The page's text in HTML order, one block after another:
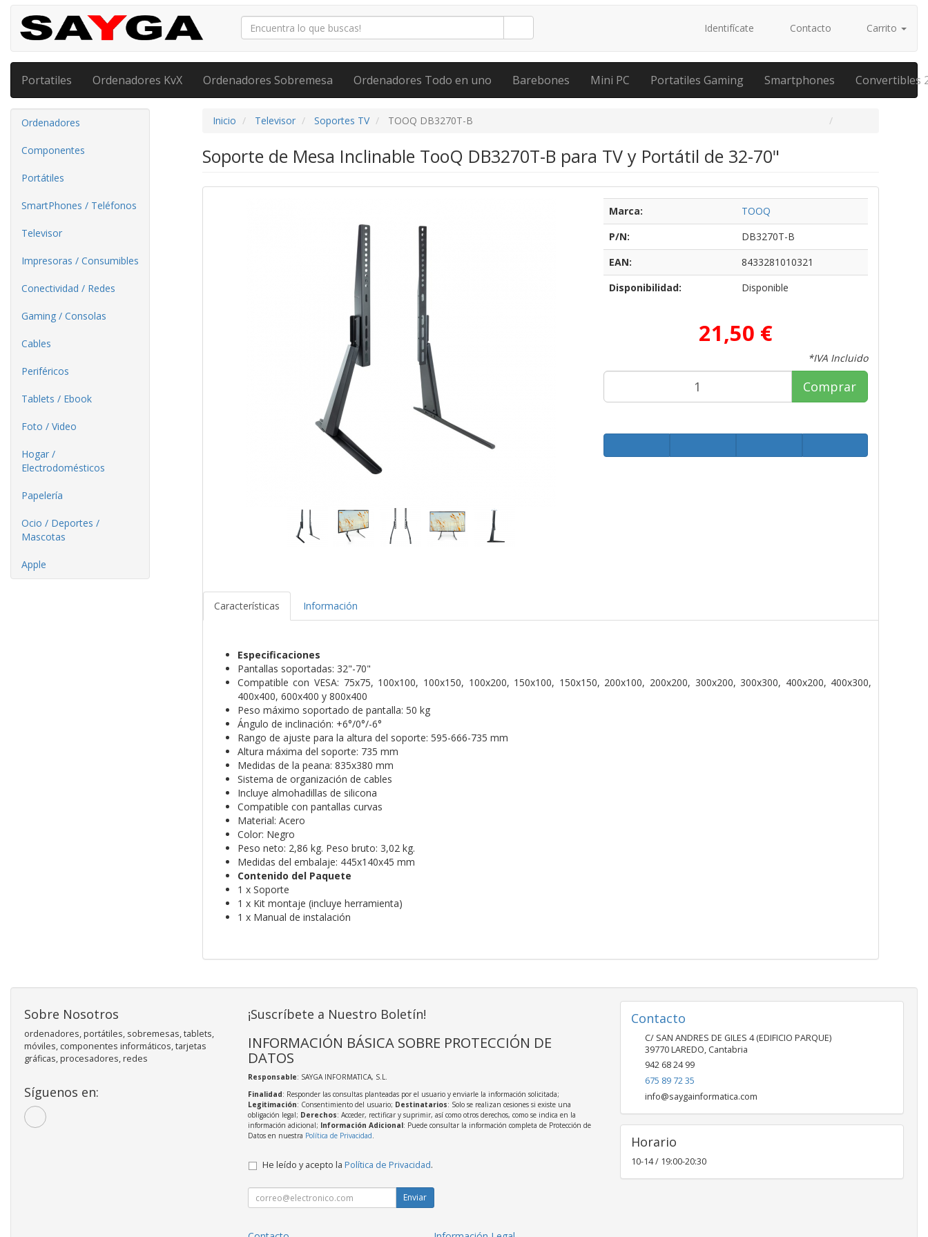
Identifícate Contacto Carrito
Portatiles Ordenadores KvX Ordenadores Sobremesa Ordenadores Todo en uno Barebones Mini PC Portatiles Gaming Smartphones Convertibles
Ordenadores
Componentes
Portátiles
SmartPhones / Teléfonos
Televisor
Impresoras / Consumibles
Conectividad / Redes
Gaming / Consolas
Cables
Periféricos
Tablets / Ebook
Foto / Video
Hogar /
Electrodomésticos
Papelería
Ocio / Deportes /
Mascotas
Apple
Inicio Televisor Soportes TV TOOQ DB3270T-B
Soporte de Mesa Inclinable TooQ DB3270T-B para TV y Portátil de 32-70"
Marca:
TOOQ
P/N:
DB3270T-B
EAN:
8433281010321
Disponibilidad:
Disponible
21,50 €
*IVA Incluido
Comprar
Características Información
Especificaciones
Pantallas soportadas: 32"-70"
Compatible con VESA: 75x75, 100x100, 100x150, 100x200, 150x100, 150x150, 200x100, 200x200, 300x200, 300x300, 400x200, 400x300,
400x400, 600x400 y 800x400
Peso máximo soportado de pantalla: 50 kg
Ángulo de inclinación: +6°/0°/-6°
Rango de ajuste para la altura del soporte: 595-666-735 mm
Altura máxima del soporte: 735 mm
Medidas de la peana: 835x380 mm
Sistema de organización de cables
Incluye almohadillas de silicona
Compatible con pantallas curvas
Material: Acero
Color: Negro
Peso neto: 2,86 kg. Peso bruto: 3,02 kg.
Medidas del embalaje: 445x140x45 mm
Contenido del Paquete
1 x Soporte
1 x Kit montaje (incluye herramienta)
1 x Manual de instalación
Sobre Nosotros
ordenadores, portátiles, sobremesas, tablets,
móviles, componentes informáticos, tarjetas
gráficas, procesadores, redes
Síguenos en:
¡Suscríbete a Nuestro Boletín!
INFORMACIÓN BÁSICA SOBRE PROTECCIÓN DE
DATOS
Responsable: SAYGA INFORMATICA, S.L.
Finalidad: Responder las consultas planteadas por el usuario y enviarle la información solicitada;
Legitimación: Consentimiento del usuario; Destinatarios: Solo se realizan cesiones si existe una
obligación legal; Derechos: Acceder, rectificar y suprimir, así como otros derechos, como se indica en la
información adicional; Información Adicional: Puede consultar la información completa de Protección de
Datos en nuestra Política de Privacidad.
He leído y acepto la Política de Privacidad.
Enviar
Contacto
C/ SAN ANDRES DE GILES 4 (EDIFICIO PARQUE)
39770LAREDO, Cantabria
942 68 24 99
675 89 72 35
info@saygainformatica.com
Horario
10-14 / 19:00-20:30